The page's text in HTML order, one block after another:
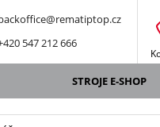
547 212 666
STROJE E-SHOP